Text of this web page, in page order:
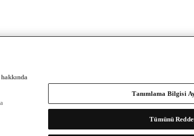
Tanımlama Bilgisi
Tümünü